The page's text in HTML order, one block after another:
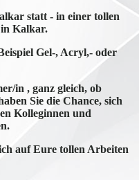
statt - in einer tollen
in Kalkar.
Gel-, Acryl,- oder
in , ganz gleich, ob
Sie die Chance, sich
Kolleginnen und
auf Eure tollen Arbeiten